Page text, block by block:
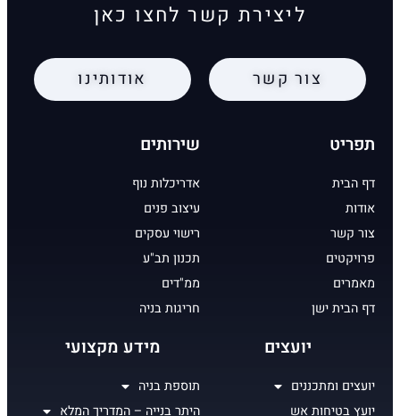
ליצירת קשר לחצו כאן
צור קשר אודותינו
תפריט
דף הבית
אודות
צור קשר
פרויקטים
מאמרים
דף הבית ישן
שירותים
אדריכלות נוף
עיצוב פנים
רישוי עסקים
תכנון תב"ע
ממ"דים
חריגות בניה
יועצים
יועצים ומתכננים
יועץ בטיחות אש
מידע מקצועי
תוספת בניה
היתר בנייה – המדריך המלא